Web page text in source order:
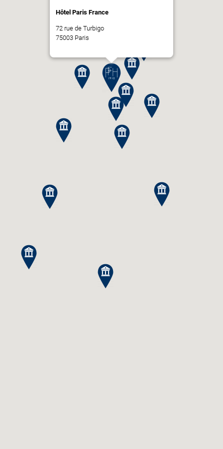
Hôtel Paris France
72 rue de Turbigo
75003 Paris